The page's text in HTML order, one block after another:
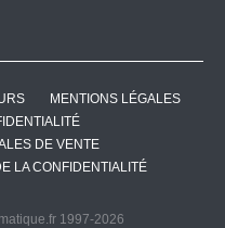
MENTIONS LÉGALES
DE VENTE
LA CONFIDENTIALITÉ
1997-2026